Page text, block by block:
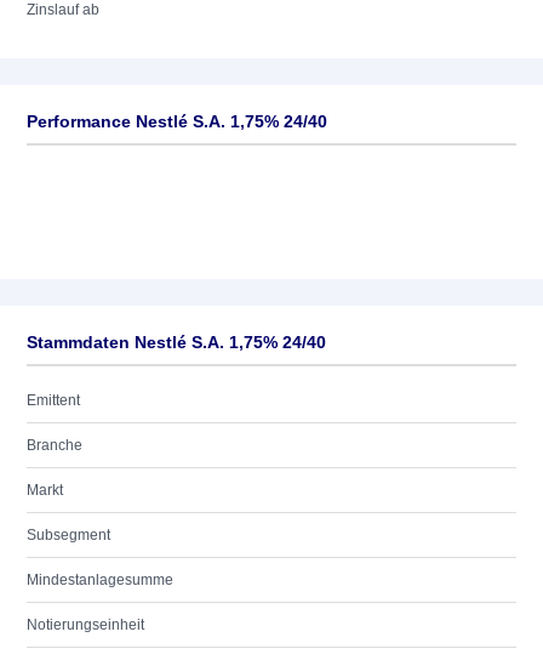
Zinslauf ab
Performance Nestlé S.A. 1,75% 24/40
Stammdaten Nestlé S.A. 1,75% 24/40
Emittent
Branche
Markt
Subsegment
Mindestanlagesumme
Notierungseinheit